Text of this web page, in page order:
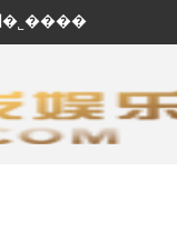
��ӭ���ʽ������ֽ��輯�����޹�˾����